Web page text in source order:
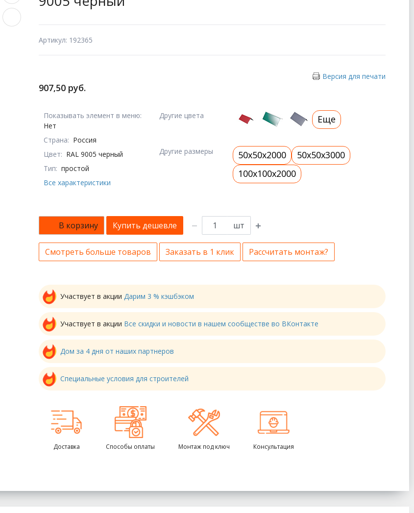
Артикул: 192365
Версия для печати
907,50 руб.
Показывать элемент в меню:
Нет
Страна: Россия
Цвет: RAL 9005 черный
Тип: простой
Все характеристики
Другие цвета Еще
Другие размеры 50x50x2000
50x50x3000
100x100x2000
В корзину Купить дешевле шт
Смотреть больше товаров Заказать в 1 клик Рассчитать монтаж?
Участвует в акции Дарим 3 % кэшбэком
Участвует в акции Все скидки и новости в нашем сообществе во ВКонтакте
Дом за 4 дня от наших партнеров
Специальные условия для строителей
Доставка Способы оплаты Монтаж под ключ Консультация